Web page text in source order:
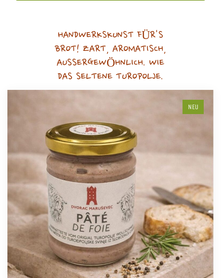
HANDWERKSKUNST FÜR'S
BROT! ZART, AROMATISCH,
AUSSERGEWÖHNLICH. WIE
DAS SELTENE TUROPOLJE.
NEU